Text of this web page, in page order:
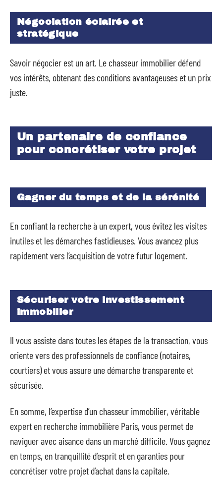
Négociation éclairée et
stratégique
Savoir négocier est un art. Le chasseur immobilier défend
vos intérêts, obtenant des conditions avantageuses et un prix
juste.
Un partenaire de confiance
pour concrétiser votre projet
Gagner du temps et de la sérénité
En confiant la recherche à un expert, vous évitez les visites
inutiles et les démarches fastidieuses. Vous avancez plus
rapidement vers l’acquisition de votre futur logement.
Sécuriser votre investissement
immobilier
Il vous assiste dans toutes les étapes de la transaction, vous
oriente vers des professionnels de confiance (notaires,
courtiers) et vous assure une démarche transparente et
sécurisée.
En somme, l’expertise d’un chasseur immobilier, véritable
expert en recherche immobilière Paris, vous permet de
naviguer avec aisance dans un marché difficile. Vous gagnez
en temps, en tranquillité d’esprit et en garanties pour
concrétiser votre projet d’achat dans la capitale.